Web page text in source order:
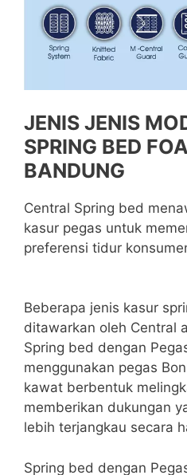
JENIS JENIS
SPRING BED
BANDUNG
Central Spring bed
kasur pegas untuk
preferensi tidur
Beberapa jenis kasur
ditawarkan oleh Central
Spring bed dengan
menggunakan pegas
kawat berbentuk
memberikan dukungan
lebih terjangkau secara
Spring bed dengan